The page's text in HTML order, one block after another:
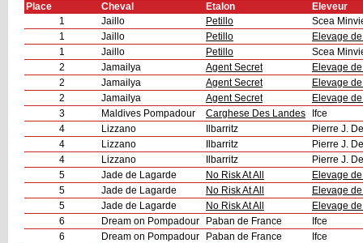
Place Cheval Etalon
Eleveur
1
Jaillo Petillo
Scea
1
Jaillo Petillo
Elevage
1
Jaillo Petillo
Scea
2
Jamailya Agent Secret
Elevage
2
Jamailya Agent Secret
Elevage
2
Jamailya Agent Secret
Elevage
3
Maldives Pompadour Carghese Des Landes
Ifce
4
Lizzano Ilbarritz
Pierre J.
4
Lizzano Ilbarritz
Pierre J.
4
Lizzano Ilbarritz
Pierre J.
5
Jade de Lagarde No Risk At All
Elevage
5
Jade de Lagarde No Risk At All
Elevage
5
Jade de Lagarde No Risk At All
Elevage
6
Dream on Pompadour Paban de France
Ifce
6
Dream on Pompadour Paban de France
Ifce